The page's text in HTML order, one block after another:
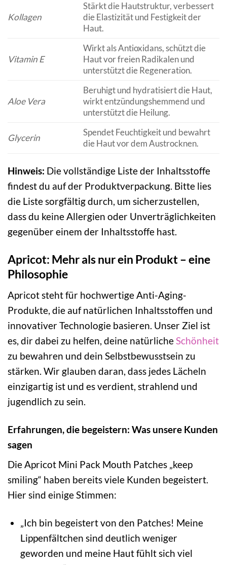
Kollagen
Stärkt die Hautstruktur, verbessert
die Elastizität und Festigkeit der
Haut.
Vitamin E
Wirkt als Antioxidans, schützt die
Haut vor freien Radikalen und
unterstützt die Regeneration.
Aloe Vera
Beruhigt und hydratisiert die Haut,
wirkt entzündungshemmend und
unterstützt die Heilung.
Glycerin
Spendet Feuchtigkeit und bewahrt
die Haut vor dem Austrocknen.
Hinweis: Die vollständige Liste der Inhaltsstoffe
findest du auf der Produktverpackung. Bitte lies
die Liste sorgfältig durch, um sicherzustellen,
dass du keine Allergien oder Unverträglichkeiten
gegenüber einem der Inhaltsstoffe hast.
Apricot: Mehr als nur ein Produkt – eine
Philosophie
Apricot steht für hochwertige Anti-Aging-
Produkte, die auf natürlichen Inhaltsstoffen und
innovativer Technologie basieren. Unser Ziel ist
es, dir dabei zu helfen, deine natürlicheSchönheit
zu bewahren und dein Selbstbewusstsein zu
stärken. Wir glauben daran, dass jedes Lächeln
einzigartig ist und es verdient, strahlend und
jugendlich zu sein.
Erfahrungen, die begeistern: Was unsere Kunden
sagen
Die Apricot Mini Pack Mouth Patches „keep
smiling“ haben bereits viele Kunden begeistert.
Hier sind einige Stimmen:
„Ich bin begeistert von den Patches! Meine
Lippenfältchen sind deutlich weniger
geworden und meine Haut fühlt sich viel